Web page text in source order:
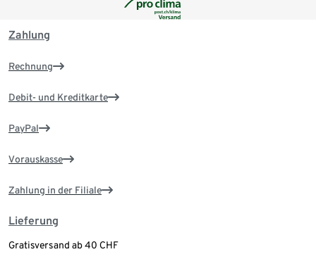
Zahlung
Rechnung
Debit- und Kreditkarte
PayPal
Vorauskasse
Zahlung in der Filiale
Lieferung
Gratisversand ab 40 CHF